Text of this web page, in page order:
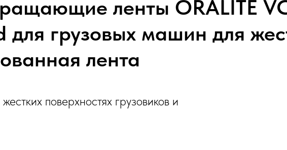
ленты ORALITE
для грузовых машин для
лента
поверхностях грузовиков и